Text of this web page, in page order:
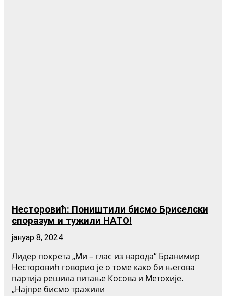
Несторовић: Поништили бисмо Бриселски
споразум и тужили НАТО!
јануар 8, 2024
Лидер покрета „Ми – глас из народа“ Бранимир
Несторовић говорио је о томе како би његова
партија решила питање Косова и Метохије.
„Најпре бисмо тражили